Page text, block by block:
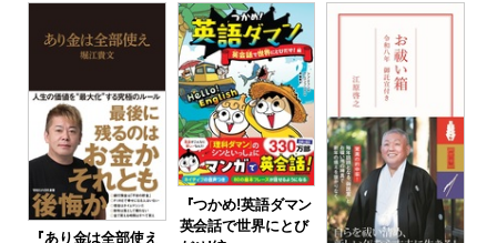
『あり金は全部使え
『つかめ!英語ダマン
英会話で世界にとび